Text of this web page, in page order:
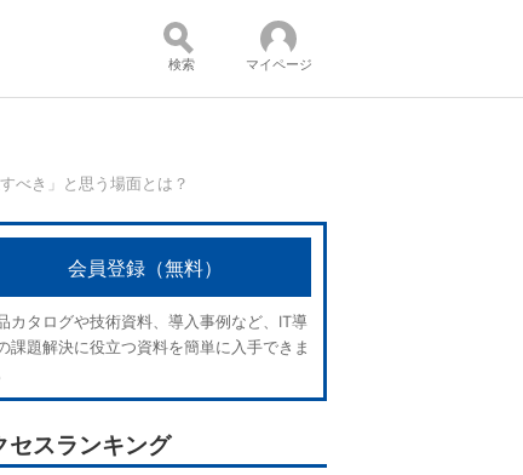
コンテンツ：
検索 マイページ
べき」と思う場面とは？
会員登録（無料）
カタログや技術資料、導入事例など、IT導
課題解決に役立つ資料を簡単に入手できま
セスランキング